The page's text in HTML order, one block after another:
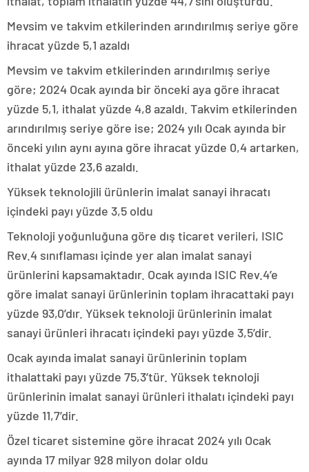
Mevsim ve takvim etkilerinden arındırılmış seriye göre
ihracat yüzde 5,1 azaldı
Mevsim ve takvim etkilerinden arındırılmış seriye
göre; 2024 Ocak ayında bir önceki aya göre ihracat
yüzde 5,1, ithalat yüzde 4,8 azaldı. Takvim etkilerinden
arındırılmış seriye göre ise; 2024 yılı Ocak ayında bir
önceki yılın aynı ayına göre ihracat yüzde 0,4 artarken,
ithalat yüzde 23,6 azaldı.
Yüksek teknolojili ürünlerin imalat sanayi ihracatı
içindeki payı yüzde 3,5 oldu
Teknoloji yoğunluğuna göre dış ticaret verileri, ISIC
Rev.4 sınıflaması içinde yer alan imalat sanayi
ürünlerini kapsamaktadır. Ocak ayında ISIC Rev.4’e
göre imalat sanayi ürünlerinin toplam ihracattaki payı
yüzde 93,0’dır. Yüksek teknoloji ürünlerinin imalat
sanayi ürünleri ihracatı içindeki payı yüzde 3,5’dir.
Ocak ayında imalat sanayi ürünlerinin toplam
ithalattaki payı yüzde 75,3’tür. Yüksek teknoloji
ürünlerinin imalat sanayi ürünleri ithalatı içindeki payı
yüzde 11,7’dir.
Özel ticaret sistemine göre ihracat 2024 yılı Ocak
ayında 17 milyar 928 milyon dolar oldu